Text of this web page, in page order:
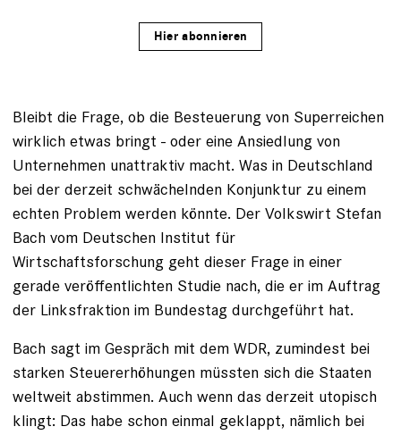
Hier abonnieren
Bleibt die Frage, ob die Besteuerung von Superreichen
wirklich etwas bringt - oder eine Ansiedlung von
Unternehmen unattraktiv macht. Was in Deutschland
bei der derzeit schwächelnden Konjunktur zu einem
echten Problem werden könnte. Der Volkswirt Stefan
Bach vom Deutschen Institut für
Wirtschaftsforschung geht dieser Frage in einer
gerade veröffentlichten Studie nach, die er im Auftrag
der Linksfraktion im Bundestag durchgeführt hat.
Bach sagt im Gespräch mit dem WDR, zumindest bei
starken Steuererhöhungen müssten sich die Staaten
weltweit abstimmen. Auch wenn das derzeit utopisch
klingt: Das habe schon einmal geklappt, nämlich bei